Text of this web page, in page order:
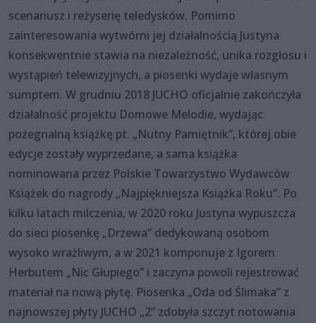
scenariusz i reżyserię teledysków. Pomimo
zainteresowania wytwórni jej działalnością Justyna
konsekwentnie stawia na niezależność, unika rozgłosu i
wystąpień telewizyjnych, a piosenki wydaje własnym
sumptem. W grudniu 2018 JUCHO oficjalnie zakończyła
działalność projektu Domowe Melodie, wydając
pożegnalną książkę pt. „Nutny Pamiętnik”, której obie
edycje zostały wyprzedane, a sama książka
nominowana przez Polskie Towarzystwo Wydawców
Książek do nagrody „Najpiękniejsza Książka Roku”. Po
kilku latach milczenia, w 2020 roku Justyna wypuszcza
do sieci piosenkę „Drzewa” dedykowaną osobom
wysoko wrażliwym, a w 2021 komponuje z Igorem
Herbutem „Nic Głupiego” i zaczyna powoli rejestrować
materiał na nową płytę. Piosenka „Oda od Ślimaka” z
najnowszej płyty JUCHO „2” zdobyła szczyt notowania